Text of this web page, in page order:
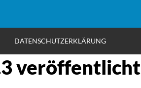
DATENSCHUTZERKLÄRUNG
veröffentlicht